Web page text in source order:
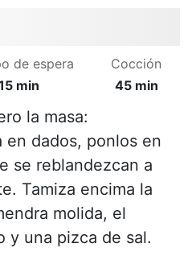
de espera
min
Cocción
45 min
la masa:
en dados, ponlos en
se reblandezcan a
Tamiza encima la
molida, el
y una pizca de sal.